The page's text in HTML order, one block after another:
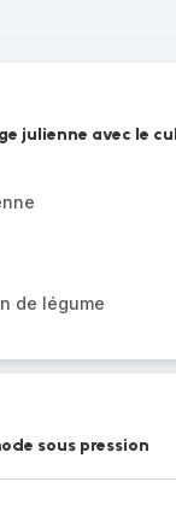
julienne avec le
de légume
sous pression